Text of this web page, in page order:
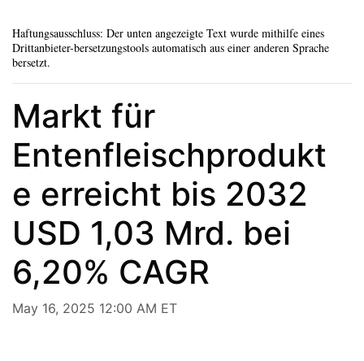
Haftungsausschluss: Der unten angezeigte Text wurde mithilfe eines
Drittanbieter-bersetzungstools automatisch aus einer anderen Sprache
bersetzt.
Markt für
Entenfleischprodukt
e erreicht bis 2032
USD 1,03 Mrd. bei
6,20% CAGR
May 16, 2025 12:00 AM ET